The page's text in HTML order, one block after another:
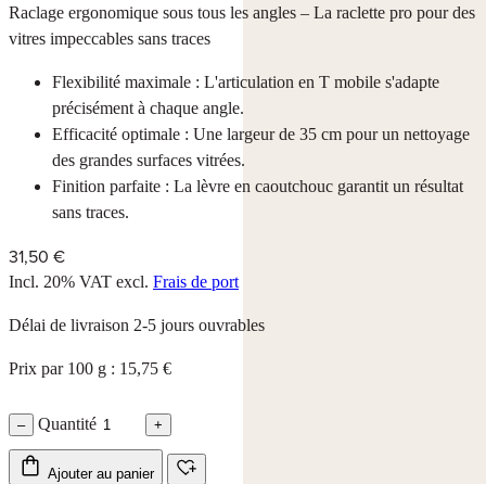
Raclage ergonomique sous tous les angles – La raclette pro pour des
vitres impeccables sans traces
Flexibilité maximale : L'articulation en T mobile s'adapte
précisément à chaque angle.
Efficacité optimale : Une largeur de 35 cm pour un nettoyage
des grandes surfaces vitrées.
Finition parfaite : La lèvre en caoutchouc garantit un résultat
sans traces.
31,50 €
Incl. 20% VAT excl. Frais de port
Délai de livraison 2-5 jours ouvrables
Prix par 100 g : 15,75 €
– Quantité +
Ajouter au panier